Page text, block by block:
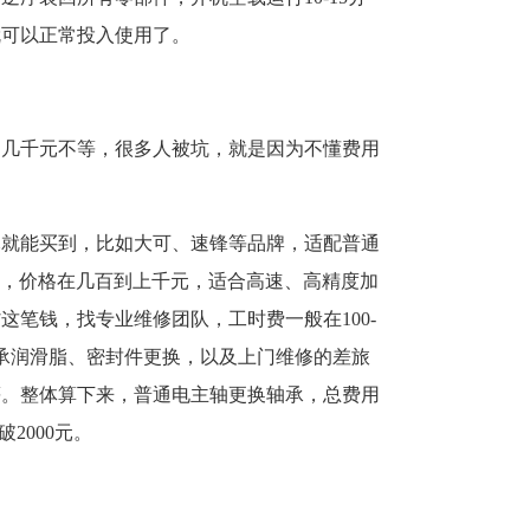
以正常投入使用了。
千元不等，很多人被坑，就是因为不懂费用
能买到，比如大可、速锋等品牌，适配普通
价格在几百到上千元，适合高速、高精度加
笔钱，找专业维修团队，工时费一般在100-
滑脂、密封件更换，以及上门维修的差旅
整体算下来，普通电主轴更换轴承，总费用
2000元。